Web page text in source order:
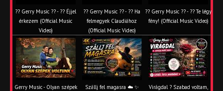
?? Gerry Music ?? - ?? Éjjel
érkezem (Official Music
Video)
?? Gerry Music ?? - ?? Ha
felmegyek Claudiához
(Official Music Video)
?? Gerry Music ?? - ?? Te légy
fény! (Official Music Video)
Gerry Music - Olyan szépek
Szállj fel magasra ☁️ ✨
Virágdal ? Szabad voltam,